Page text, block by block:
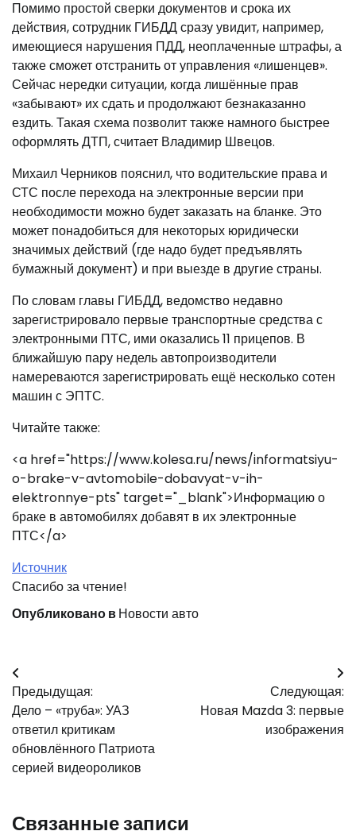
Помимо простой сверки документов и срока их
действия, сотрудник ГИБДД сразу увидит, например,
имеющиеся нарушения ПДД, неоплаченные штрафы, а
также сможет отстранить от управления «лишенцев».
Сейчас нередки ситуации, когда лишённые прав
«забывают» их сдать и продолжают безнаказанно
ездить. Такая схема позволит также намного быстрее
оформлять ДТП, считает Владимир Швецов.
Михаил Черников пояснил, что водительские права и
СТС после перехода на электронные версии при
необходимости можно будет заказать на бланке. Это
может понадобиться для некоторых юридически
значимых действий (где надо будет предъявлять
бумажный документ) и при выезде в другие страны.
По словам главы ГИБДД, ведомство недавно
зарегистрировало первые транспортные средства с
электронными ПТС, ими оказались 11 прицепов. В
ближайшую пару недель автопроизводители
намереваются зарегистрировать ещё несколько сотен
машин с ЭПТС.
Читайте также:
<a href="https://www.kolesa.ru/news/informatsiyu-
o-brake-v-avtomobile-dobavyat-v-ih-
elektronnye-pts" target="_blank">Информацию о
браке в автомобилях добавят в их электронные
ПТС</a>
Источник
Спасибо за чтение!
Опубликовано вНовости авто
Навигация
по
записям
Предыдущая:
Дело – «труба»: УАЗ
ответил критикам
обновлённого Патриота
серией видеороликов
Следующая:
Новая Mazda 3: первые
изображения
Связанные записи